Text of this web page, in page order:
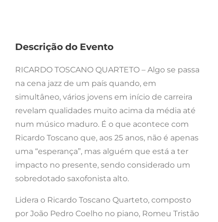
Descrição do Evento
RICARDO TOSCANO QUARTETO – Algo se passa
na cena jazz de um país quando, em
simultâneo, vários jovens em início de carreira
revelam qualidades muito acima da média até
num músico maduro. É o que acontece com
Ricardo Toscano que, aos 25 anos, não é apenas
uma “esperança”, mas alguém que está a ter
impacto no presente, sendo considerado um
sobredotado saxofonista alto.
Lidera o Ricardo Toscano Quarteto, composto
por João Pedro Coelho no piano, Romeu Tristão